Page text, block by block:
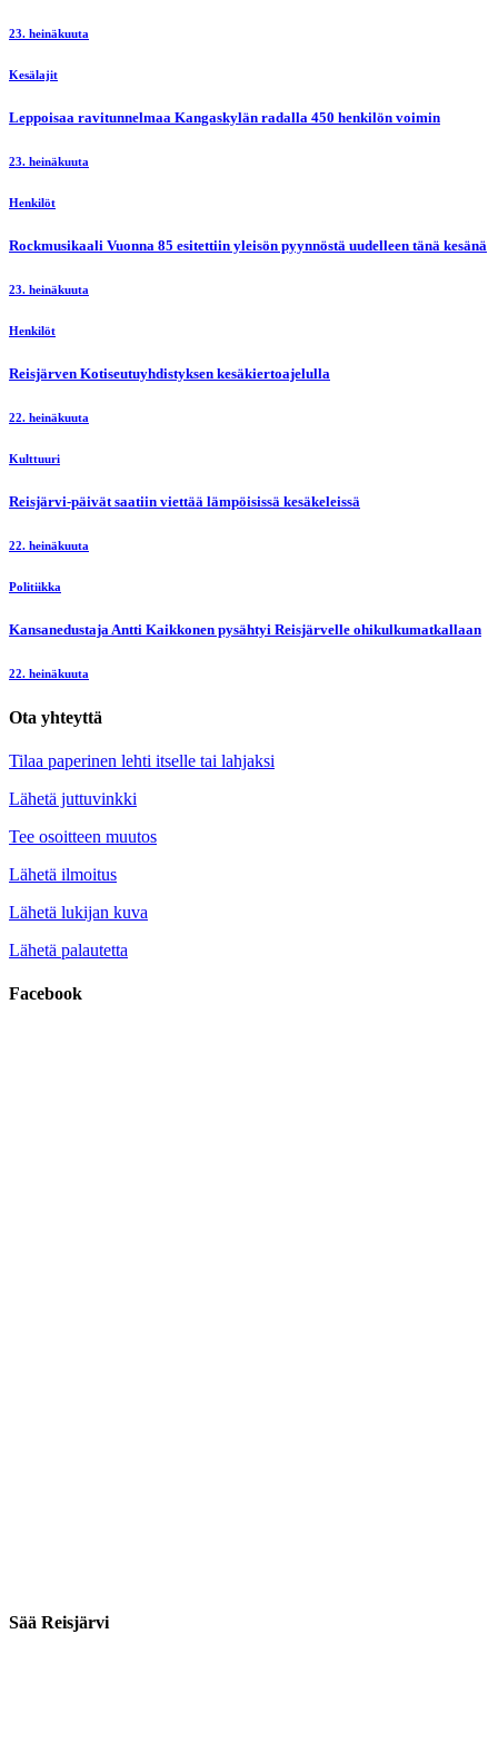
23. heinäkuuta
Kesälajit
Leppoisaa ravitunnelmaa Kangaskylän radalla 450 henkilön voimin
23. heinäkuuta
Henkilöt
Rockmusikaali Vuonna 85 esitettiin yleisön pyynnöstä uudelleen tänä kesänä
23. heinäkuuta
Henkilöt
Reisjärven Kotiseutuyhdistyksen kesäkiertoajelulla
22. heinäkuuta
Kulttuuri
Reisjärvi-päivät saatiin viettää lämpöisissä kesäkeleissä
22. heinäkuuta
Politiikka
Kansanedustaja Antti Kaikkonen pysähtyi Reisjärvelle ohikulkumatkallaan
22. heinäkuuta
Ota yhteyttä
Tilaa paperinen lehti itselle tai lahjaksi
Lähetä juttuvinkki
Tee osoitteen muutos
Lähetä ilmoitus
Lähetä lukijan kuva
Lähetä palautetta
Facebook
Sää Reisjärvi